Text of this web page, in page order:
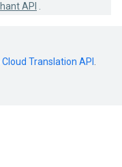
API
Cloud Translation API